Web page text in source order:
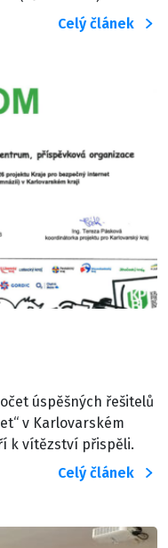
Celý článek
úspěšných řešitelů
v Karlovarském
k vítězství přispěli.
Celý článek